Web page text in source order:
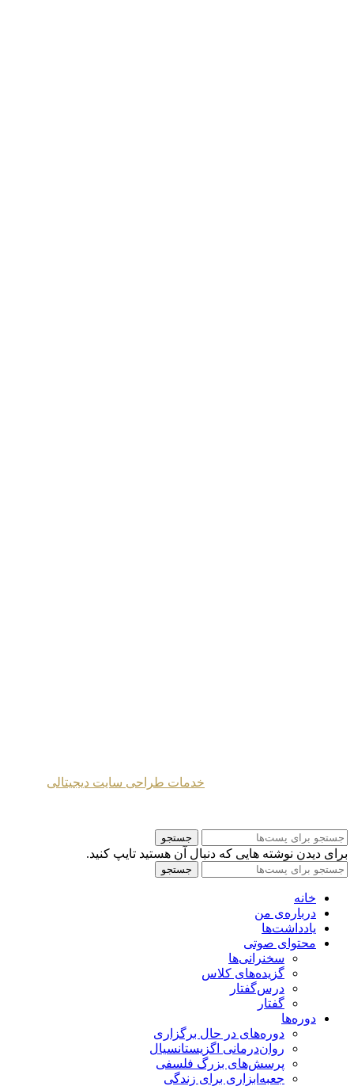
خدمات طراحی سایت دیجیتالی
جستجو
برای دیدن نوشته هایی که دنبال آن هستید تایپ کنید.
جستجو
خانه
درباره‌ی من
یادداشت‌ها
محتوای صوتی
سخنرانی‌ها
گزیده‌های کلاس
درس‌گفتار
گفتار
دوره‌ها
دوره‌های در حال برگزاری
روان‌درمانی اگزیستانسیال
پرسش‌های بزرگ فلسفی
جعبه‌ابزاری برای زندگی